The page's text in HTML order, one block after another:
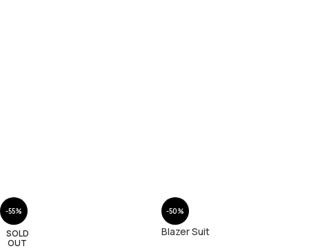
-55%
SOLD
OUT
-50%
Blazer Suit